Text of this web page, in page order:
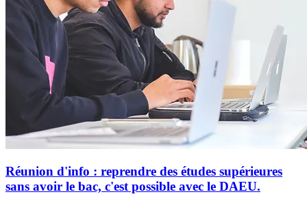
Réunion d'info : reprendre des études supérieures
sans avoir le bac, c'est possible avec le DAEU.